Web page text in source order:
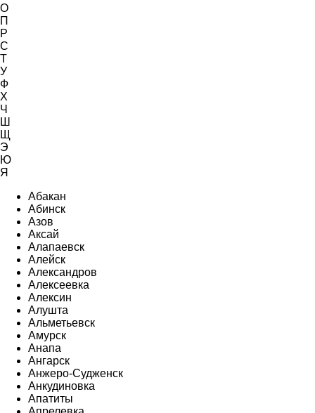
О
П
Р
С
Т
У
Ф
Х
Ч
Ш
Щ
Э
Ю
Я
Абакан
Абинск
Азов
Аксай
Алапаевск
Алейск
Александров
Алексеевка
Алексин
Алушта
Альметьевск
Амурск
Анапа
Ангарск
Анжеро-Судженск
Анкудиновка
Апатиты